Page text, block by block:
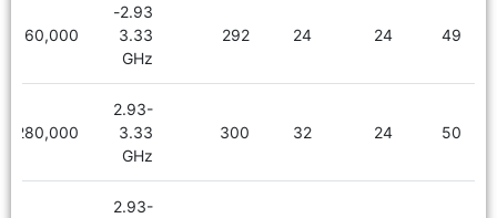
49
24
24
292
2.93-
3.33
GHz
2,160,000
50
24
32
300
2.93-
3.33
GHz
2,280,000
2.93-